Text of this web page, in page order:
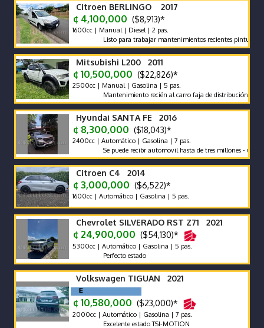
Citroen BERLINGO 2017
¢ 4,100,000 ($8,913)*
1600cc | Manual | Diesel | 2 pas.
Listo para trabajar mantenimientos recientes pintura
Mitsubishi L200 2011
¢ 10,500,000 ($22,826)*
2500cc | Manual | Gasolina | 5 pas.
Mantenimiento recién al carro faja de distribución recién
Hyundai SANTA FE 2016
¢ 8,300,000 ($18,043)*
2400cc | Automático | Gasolina | 7 pas.
Se puede recibr automovil hasta de tres millones - un solo
Citroen C4 2014
¢ 3,000,000 ($6,522)*
1600cc | Automático | Gasolina | 5 pas.
Chevrolet SILVERADO RST Z71 2021
¢ 24,900,000 ($54,130)*
5300cc | Automático | Gasolina | 5 pas.
Perfecto estado
Volkswagen TIGUAN 2021
¢ 10,580,000 ($23,000)*
2000cc | Automático | Gasolina | 7 pas.
Excelente estado TSI-MOTION